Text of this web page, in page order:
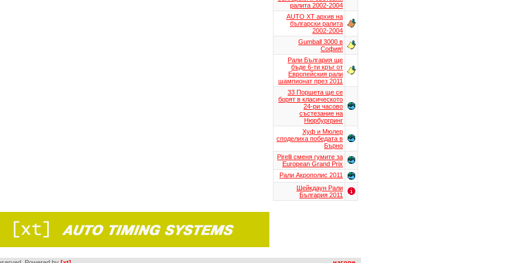
ралита 2002-2004
AUTO XT aрхив на
български ралита
2002-2004
Gumball 3000 в
София!
Рали България ще
бъде 6-ти кръг от
Европейския рали
шампионат през 2011
33 Поршета ще се
борят в класическото
24-ри часово
състезание на
Нюрбургринг
Хуф и Мюлер
споделиха победата в
Бърно
Pirelli сменя гумите за
European Grand Prix
Рали Акрополис 2011
Шейкдаун Рали
България 2011